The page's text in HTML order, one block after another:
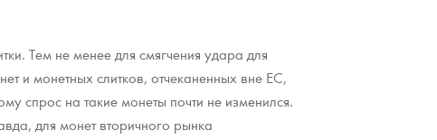
Тем не менее для смягчения удара для
и монетных слитков, отчеканенных вне ЕС,
спрос на такие монеты почти не изменился.
для монет вторичного рынка